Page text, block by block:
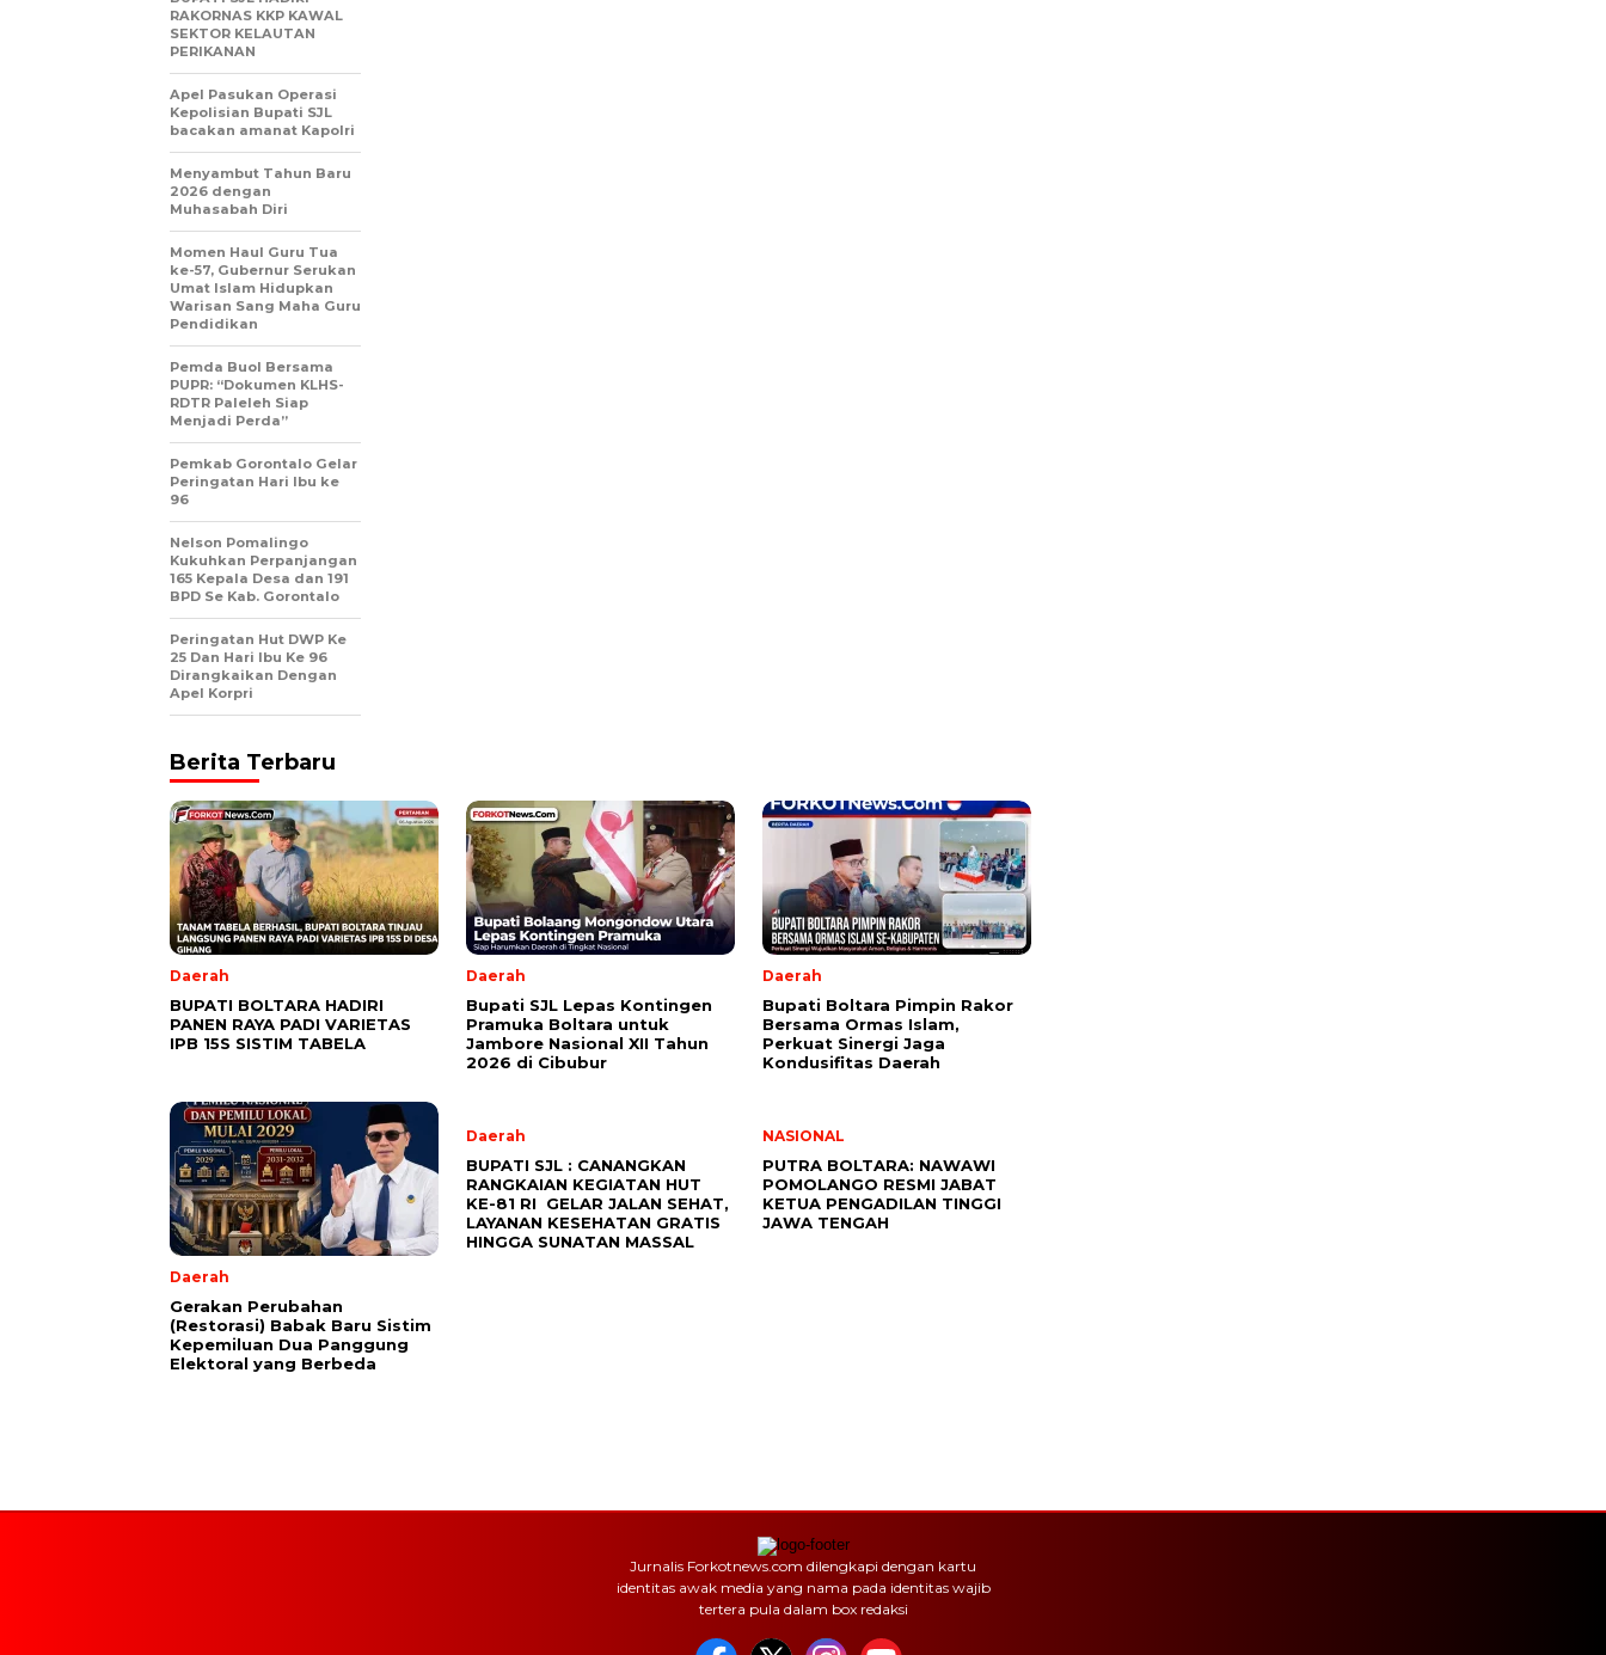
RAKORNAS KKP KAWAL
SEKTOR KELAUTAN
PERIKANAN
Apel Pasukan Operasi
Kepolisian Bupati SJL
bacakan amanat Kapolri
Menyambut Tahun Baru
2026 dengan
Muhasabah Diri
Momen Haul Guru Tua
ke-57, Gubernur Serukan
Umat Islam Hidupkan
Warisan Sang Maha Guru
Pendidikan
Pemda Buol Bersama
PUPR: “Dokumen KLHS-
RDTR Paleleh Siap
Menjadi Perda”
Pemkab Gorontalo Gelar
Peringatan Hari Ibu ke
96
Nelson Pomalingo
Kukuhkan Perpanjangan
165 Kepala Desa dan 191
BPD Se Kab. Gorontalo
Peringatan Hut DWP Ke
25 Dan Hari Ibu Ke 96
Dirangkaikan Dengan
Apel Korpri
Berita Terbaru
Daerah
BUPATI BOLTARA HADIRI
PANEN RAYA PADI VARIETAS
IPB 15S SISTIM TABELA
Daerah
Bupati SJL Lepas Kontingen
Pramuka Boltara untuk
Jambore Nasional XII Tahun
2026 di Cibubur
Daerah
Bupati Boltara Pimpin Rakor
Bersama Ormas Islam,
Perkuat Sinergi Jaga
Kondusifitas Daerah
Daerah
Gerakan Perubahan
(Restorasi) Babak Baru Sistim
Kepemiluan Dua Panggung
Elektoral yang Berbeda
Daerah
BUPATI SJL : CANANGKAN
RANGKAIAN KEGIATAN HUT
KE-81 RI GELAR JALAN SEHAT,
LAYANAN KESEHATAN GRATIS
HINGGA SUNATAN MASSAL
NASIONAL
PUTRA BOLTARA: NAWAWI
POMOLANGO RESMI JABAT
KETUA PENGADILAN TINGGI
JAWA TENGAH
Jurnalis Forkotnews.com dilengkapi dengan kartu
identitas awak media yang nama pada identitas wajib
tertera pula dalam box redaksi